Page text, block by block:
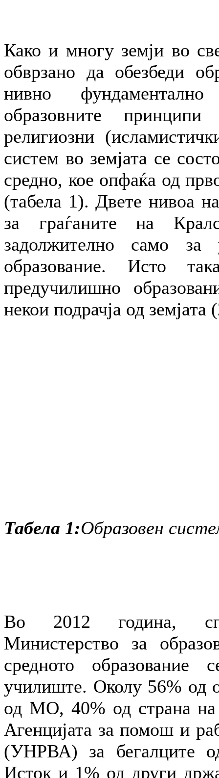
Како и многу земји во
обврзано да обезбеди
нивно
образовните
религиозни
систем во земјата се
средно, кое опфаќа од
(табела 1). Двете нивоа
за граѓаните на
задолжително само за
образование. Исто
предучилишно
некои подрачја од земјата
Табела 1:Образовен
Во 2012 година,
Министерство за
средното
училиште. Околу 56% од
од МО, 40% од страна на
Агенцијата за помош и
(УНРВА) за бегалците
Исток и 1% од други